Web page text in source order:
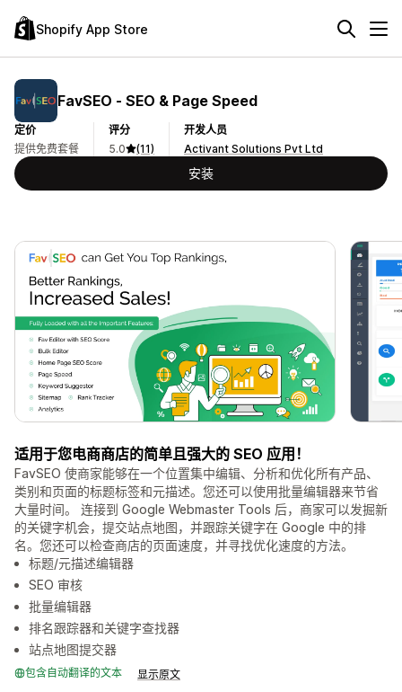
Shopify App Store
FavSEO ‑ SEO & Page Speed
定价
提供免费套餐
评分
5.0
(11)
开发人员
Activant Solutions Pvt Ltd
安装
适用于您电商商店的简单且强大的 SEO 应用！
FavSEO 使商家能够在一个位置集中编辑、分析和优化所有产品、
类别和页面的标题标签和元描述。您还可以使用批量编辑器来节省
大量时间。 连接到 Google Webmaster Tools 后，商家可以发掘新
的关键字机会，提交站点地图，并跟踪关键字在 Google 中的排
名。您还可以检查商店的页面速度，并寻找优化速度的方法。
标题/元描述编辑器
SEO 审核
批量编辑器
排名跟踪器和关键字查找器
站点地图提交器
包含自动翻译的文本 显示原文